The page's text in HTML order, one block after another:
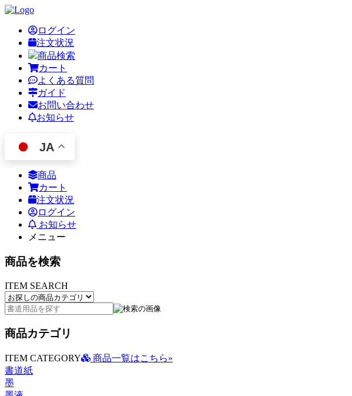
ログイン
注文状況
商品検索
カート
よくある質問
ガイド
お問い合わせ
お知らせ
JA
商品
カート
注文状況
ログイン
お知らせ
メニュー
商品を検索
ITEM SEARCH
商品カテゴリ
ITEM CATEGORY
商品一覧はこちら»
書道紙
墨